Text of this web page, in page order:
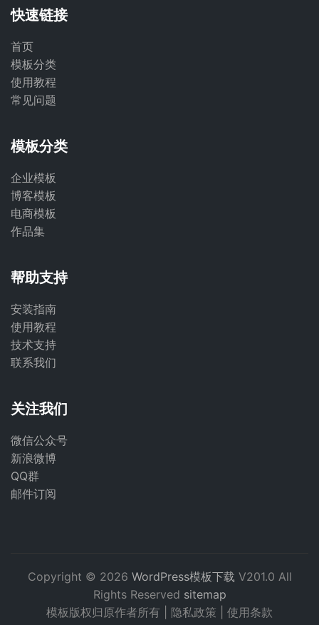
快速链接
首页
模板分类
使用教程
常见问题
模板分类
企业模板
博客模板
电商模板
作品集
帮助支持
安装指南
使用教程
技术支持
联系我们
关注我们
微信公众号
新浪微博
QQ群
邮件订阅
Copyright © 2026 WordPress模板下载 V201.0 All
Rights Reserved sitemap
模板版权归原作者所有 | 隐私政策 使用条款